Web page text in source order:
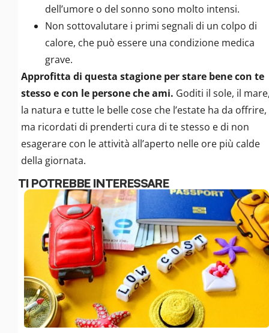
dell’umore o del sonno sono molto intensi.
Non sottovalutare i primi segnali di un colpo di
calore, che può essere una condizione medica
grave.
Approfitta di questa stagione per stare bene con te
stesso e con le persone che ami. Goditi il sole, il
la natura e tutte le belle cose che l’estate ha da offrire,
ma ricordati di prenderti cura di te stesso e di non
esagerare con le attività all’aperto nelle ore più calde
della giornata.
TI POTREBBE INTERESSARE